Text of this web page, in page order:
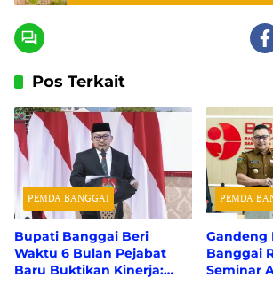
Pos Terkait
PEMDA BANGGAI
Bupati Banggai Beri
Waktu 6 Bulan Pejabat
Baru Buktikan Kinerja:
PEMDA
Gandeng
Banggai
Seminar